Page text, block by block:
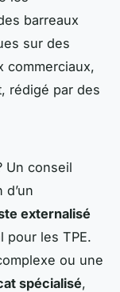
barreaux
sur des
commerciaux,
rédigé par des
Un conseil
externalisé
pour les TPE.
ou une
spécialisé,